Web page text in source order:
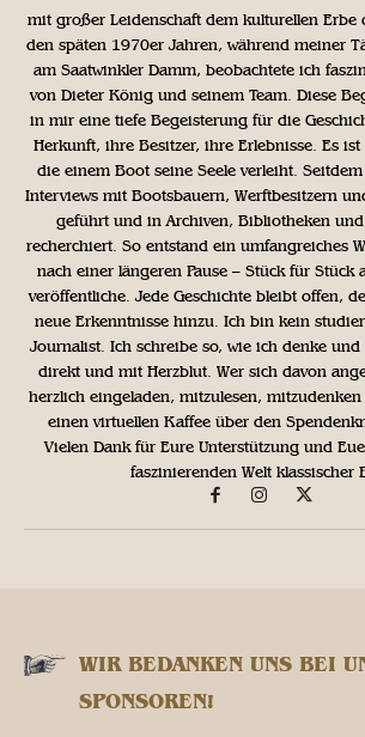
mit großer Leidenschaft dem kulturellen Erbe
den späten 1970er Jahren, während meiner
am Saatwinkler Damm, beobachtete ich
von Dieter König und seinem Team. Diese
in mir eine tiefe Begeisterung für die
Herkunft, ihre Besitzer, ihre Erlebnisse. Es ist
die einem Boot seine Seele verleiht.
Interviews mit Bootsbauern, Werftbesitzern
geführt und in Archiven, Bibliotheken und
recherchiert. So entstand ein umfangreiches
nach einer längeren Pause – Stück für Stück
veröffentliche. Jede Geschichte bleibt offen,
neue Erkenntnisse hinzu. Ich bin kein
Journalist. Ich schreibe so, wie ich denke
direkt und mit Herzblut. Wer sich davon
herzlich eingeladen, mitzulesen,
einen virtuellen Kaffee über den
Vielen Dank für Eure Unterstützung und
faszinierenden Welt klassischer
WIR BEDANKEN UNS BEI
SPONSOREN!